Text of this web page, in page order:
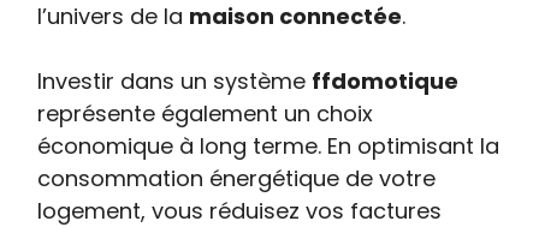
l’univers de la maison connectée.
Investir dans un système ffdomotique
représente également un choix
économique à long terme. En optimisant la
consommation énergétique de votre
logement, vous réduisez vos factures